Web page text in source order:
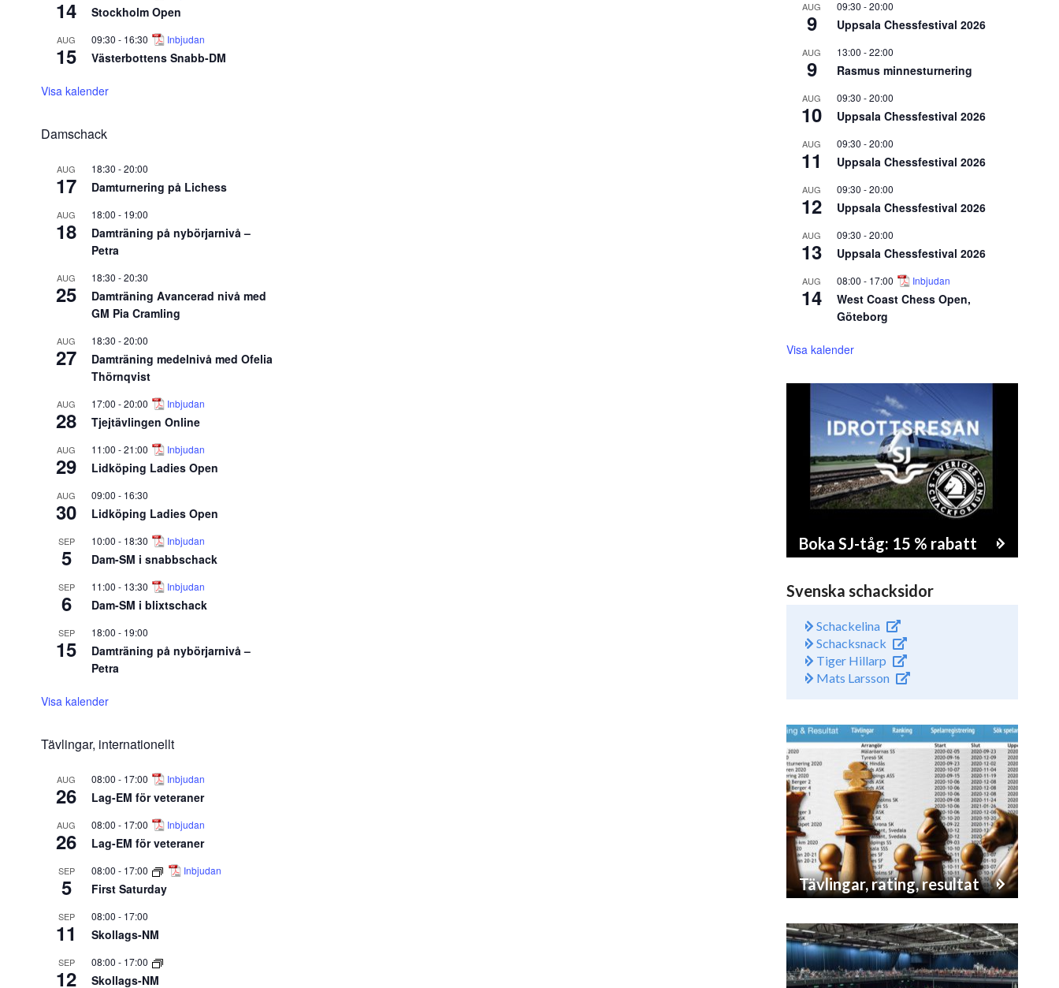
14 Stockholm Open
AUG
15
09:30 - 16:30 Inbjudan
Västerbottens Snabb-DM
Visa kalender
Damschack
AUG
17
18:30 -20:00
Damturnering på Lichess
AUG
18
18:00 - 19:00
Damträning på nybörjarnivå –
Petra
AUG
25
18:30 -20:30
Damträning Avancerad nivå med
GM Pia Cramling
AUG
27
18:30 -20:00
Damträning medelnivå med Ofelia
Thörnqvist
AUG
28
17:00 -20:00 Inbjudan
Tjejtävlingen Online
AUG
29
11:00 -21:00 Inbjudan
Lidköping Ladies Open
AUG
30
09:00 - 16:30
Lidköping Ladies Open
SEP
5
10:00 - 18:30 Inbjudan
Dam-SM i snabbschack
SEP
6
11:00 - 13:30 Inbjudan
Dam-SM i blixtschack
SEP
15
18:00 - 19:00
Damträning på nybörjarnivå –
Petra
Visa kalender
Tävlingar, internationellt
AUG
26
08:00 - 17:00 Inbjudan
Lag-EM för veteraner
AUG
26
08:00 - 17:00 Inbjudan
Lag-EM för veteraner
SEP
5
08:00 - 17:00 Inbjudan
First Saturday
SEP
11
08:00 - 17:00
Skollags-NM
SEP
12
08:00 - 17:00
Skollags-NM
AUG
9
09:30 -20:00
Uppsala Chessfestival 2026
AUG
9
13:00 -22:00
Rasmus minnesturnering
AUG
10
09:30 -20:00
Uppsala Chessfestival 2026
AUG
11
09:30 -20:00
Uppsala Chessfestival 2026
AUG
12
09:30 -20:00
Uppsala Chessfestival 2026
AUG
13
09:30 -20:00
Uppsala Chessfestival 2026
AUG
14
08:00 - 17:00 Inbjudan
West Coast Chess Open,
Göteborg
Visa kalender
Boka SJ-tåg: 15 % rabatt
Svenska schacksidor
Schackelina
Schacksnack
Tiger Hillarp
Mats Larsson
Tävlingar, rating, resultat